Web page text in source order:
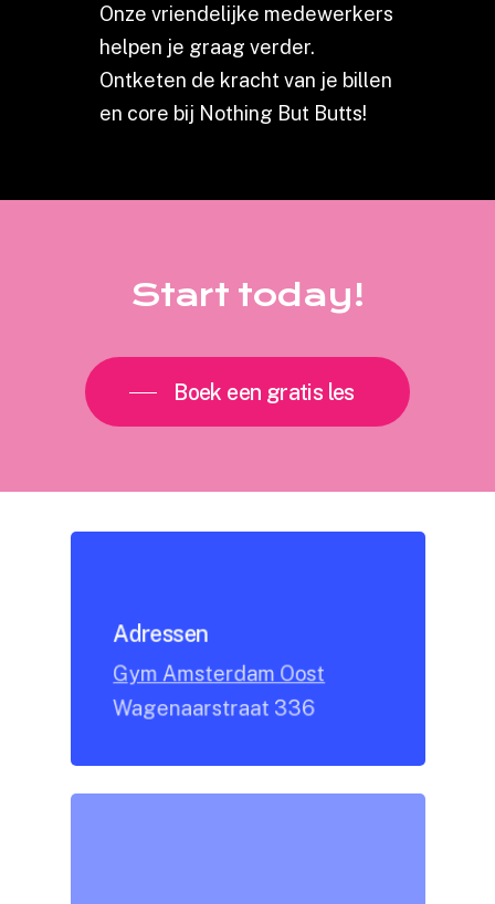
Onze vriendelijke medewerkers
helpen je graag verder.
Ontketen de kracht van je billen
en core bij Nothing But Butts!
Start today!
Boek een gratis les
Adressen
Gym Amsterdam Oost
Wagenaarstraat 336